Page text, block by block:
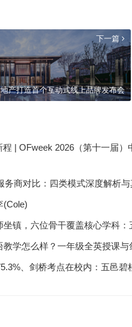
下一篇
产打造首个互动式线上品牌发布会
| OFweek 2026（第十一届
务商对比：四类模式深度解析
(Cole)
镇，六位骨干覆盖核心学科
教学怎么样？一年级全英授课
、剑桥考点在校内：五邑